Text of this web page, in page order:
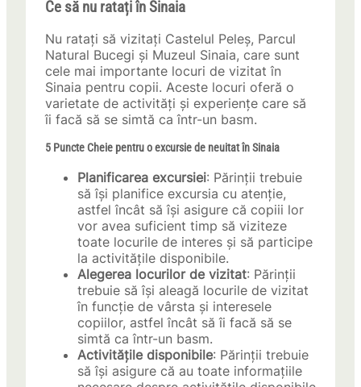
Ce să nu ratați în Sinaia
Nu ratați să vizitați Castelul Peleș, Parcul
Natural Bucegi și Muzeul Sinaia, care sunt
cele mai importante locuri de vizitat în
Sinaia pentru copii. Aceste locuri oferă o
varietate de activități și experiențe care să
îi facă să se simtă ca într-un basm.
5 Puncte Cheie pentru o excursie de neuitat în Sinaia
Planificarea excursiei: Părinții trebuie
să își planifice excursia cu atenție,
astfel încât să își asigure că copiii lor
vor avea suficient timp să viziteze
toate locurile de interes și să participe
la activitățile disponibile.
Alegerea locurilor de vizitat: Părinții
trebuie să își aleagă locurile de vizitat
în funcție de vârsta și interesele
copiilor, astfel încât să îi facă să se
simtă ca într-un basm.
Activitățile disponibile: Părinții trebuie
să își asigure că au toate informațiile